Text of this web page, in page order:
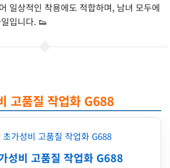
일상적인 착용에도 적합하며, 남녀 모두에
입니다. 👟
고품질 작업화 G688
성비 고품질 작업화 G688